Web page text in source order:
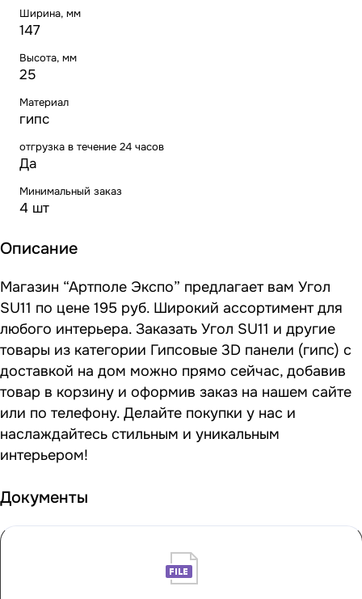
Ширина, мм
147
Высота, мм
25
Материал
гипс
отгрузка в течение 24 часов
Да
Минимальный заказ
4 шт
Описание
Магазин “Артполе Экспо” предлагает вам Угол
SU11 по цене 195 руб. Широкий ассортимент для
любого интерьера. Заказать Угол SU11 и другие
товары из категории Гипсовые 3D панели (гипс) с
доставкой на дом можно прямо сейчас, добавив
товар в корзину и оформив заказ на нашем сайте
или по телефону. Делайте покупки у нас и
наслаждайтесь стильным и уникальным
интерьером!
Документы